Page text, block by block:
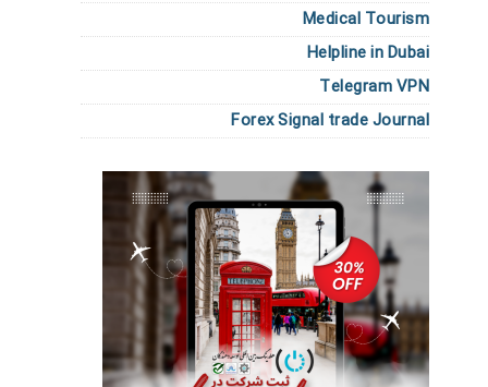
Medical Tourism
Helpline in Dubai
Telegram VPN
Forex Signal trade Journal